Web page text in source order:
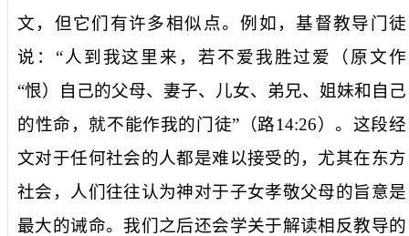
文，但它们有许多相似点。例如，基督教导门徒
说：“人到我这里来，若不爱我胜过爱（原文作
“恨）自己的父母、妻子、儿女、弟兄、姐妹和自己
的性命，就不能作我的门徒”（路14:26）。这段经
文对于任何社会的人都是难以接受的，尤其在东方
社会，人们往往认为神对于子女孝敬父母的旨意是
最大的诫命。我们之后还会学关于解读相反教导的